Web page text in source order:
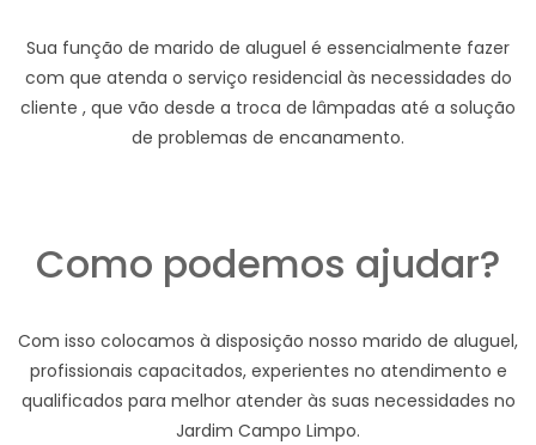
Sua função de marido de aluguel é essencialmente fazer
com que atenda o serviço residencial às necessidades do
cliente , que vão desde a troca de lâmpadas até a solução
de problemas de encanamento.
Como podemos ajudar?
Com isso colocamos à disposição nosso marido de aluguel,
profissionais capacitados, experientes no atendimento e
qualificados para melhor atender às suas necessidades no
Jardim Campo Limpo.